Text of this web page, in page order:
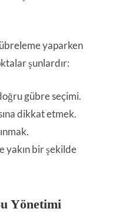
yaparken
şunlardır:
gübre seçimi.
dikkat etmek.
yakın bir şekilde
Yönetimi